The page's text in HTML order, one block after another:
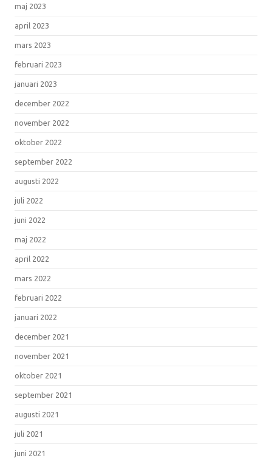
maj 2023
april 2023
mars 2023
februari 2023
januari 2023
december 2022
november 2022
oktober 2022
september 2022
augusti 2022
juli 2022
juni 2022
maj 2022
april 2022
mars 2022
februari 2022
januari 2022
december 2021
november 2021
oktober 2021
september 2021
augusti 2021
juli 2021
juni 2021